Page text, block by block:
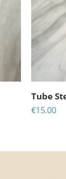
Tube
€15.00